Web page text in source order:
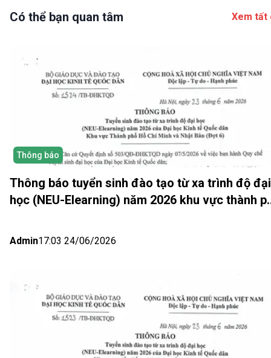
Có thể bạn quan tâm Xem tất
Thông báo
Thông báo tuyển sinh đào tạo từ xa trình độ đại
học (NEU-Elearning) năm 2026 khu vực thành
Admin17:03 24/06/2026